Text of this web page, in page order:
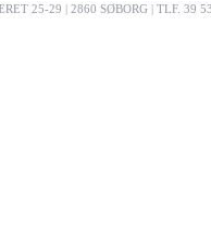
25-29 | 2860 SØBORG | TLF. 39